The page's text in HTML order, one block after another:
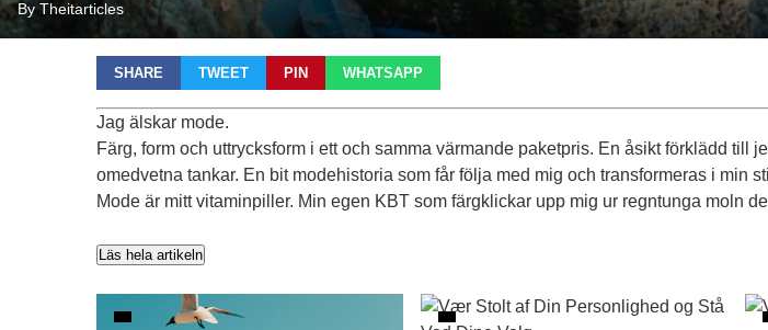
By Theitarticles
SHARE TWEET PIN WHATSAPP
Jag älskar mode.
Färg, form och uttrycksform i ett och samma värmande paketpris. En åsikt förklädd till
omedvetna tankar. En bit modehistoria som får följa med mig och transformeras i min
Mode är mitt vitaminpiller. Min egen KBT som färgklickar upp mig ur regntunga moln
Läs hela artikeln